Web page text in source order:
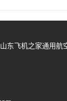
东飞机之家通用航